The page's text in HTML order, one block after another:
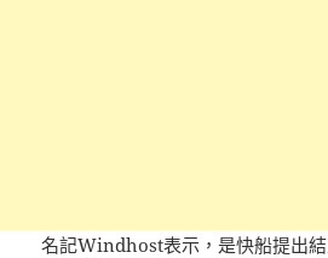
名記Windhost表示，是快船提出結